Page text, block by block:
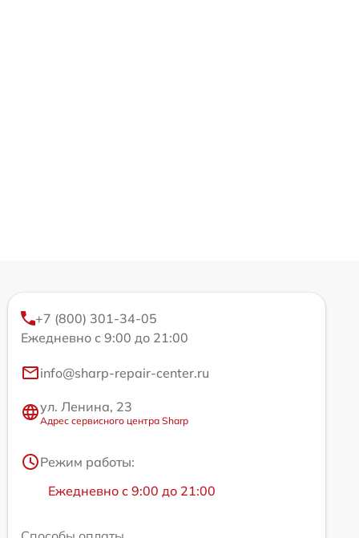
+7 (800) 301-34-05
Ежедневно с 9:00 до 21:00
info@sharp-repair-center.ru
ул. Ленина, 23
Адрес сервисного центра Sharp
Режим работы:
Ежедневно с 9:00 до 21:00